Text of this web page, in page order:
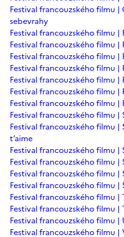
Festival francouzského filmu
sebevrahy
Festival francouzského filmu |
Festival francouzského filmu |
Festival francouzského filmu |
Festival francouzského filmu |
Festival francouzského filmu |
Festival francouzského filmu |
Festival francouzského filmu |
Festival francouzského filmu |
Festival francouzského filmu |
t’aime
Festival francouzského filmu |
Festival francouzského filmu |
Festival francouzského filmu |
Festival francouzského filmu |
Festival francouzského filmu |
Festival francouzského filmu |
Festival francouzského filmu |
Festival francouzského filmu